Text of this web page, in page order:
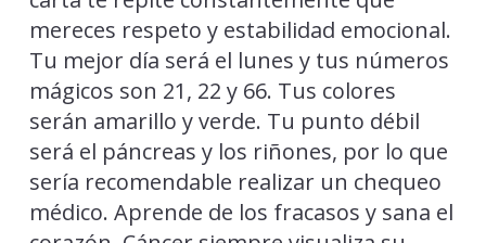
mereces respeto y estabilidad emocional.
Tu mejor día será el lunes y tus números
mágicos son 21, 22 y 66. Tus colores
serán amarillo y verde. Tu punto débil
será el páncreas y los riñones, por lo que
sería recomendable realizar un chequeo
médico. Aprende de los fracasos y sana el